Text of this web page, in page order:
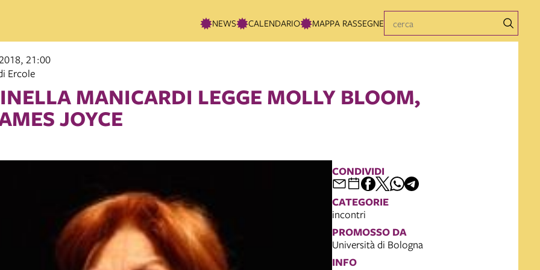
NEWS CALENDARIO MAPPA RASSEGNE
21:00
Ercole
MANICARDI LEGGE MOLLY BLOOM,
JOYCE
CONDIVIDI
CATEGORIE
incontri
PROMOSSO DA
Università di Bologna
INFO